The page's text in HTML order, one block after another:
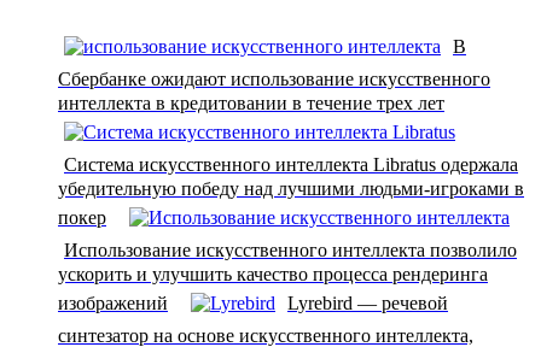
В
Сбербанке ожидают использование искусственного
интеллекта в кредитовании в течение трех лет
Система искусственного интеллекта Libratus одержала
убедительную победу над лучшими людьми-игроками в
покер
Использование искусственного интеллекта позволило
ускорить и улучшить качество процесса рендеринга
изображений
Lyrebird — речевой
синтезатор на основе искусственного интеллекта,